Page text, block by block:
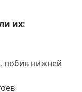
их:
побив нижней